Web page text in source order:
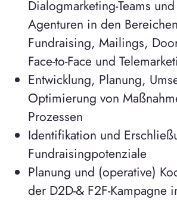
Dialogmarketing-Teams
Agenturen in den
Fundraising, Mailings,
Face-to-Face und
Entwicklung, Planung,
Optimierung von
Prozessen
Identifikation und
Fundraisingpotenziale
Planung und (operative)
der D2D-& F2F-Kampagne